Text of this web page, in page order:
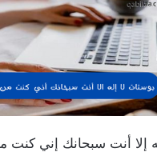
إلا أنت سبحانك إني